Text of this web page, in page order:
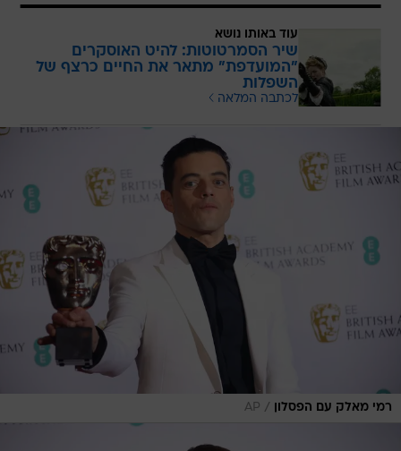
עוד באותו נושא
שיר הסמרטוטות: להיט האוסקרים
"המועדפת" מתאר את החיים כרצף של
השפלות
לכתבה המלאה
רמי מאלק עם הפסלון /
AP